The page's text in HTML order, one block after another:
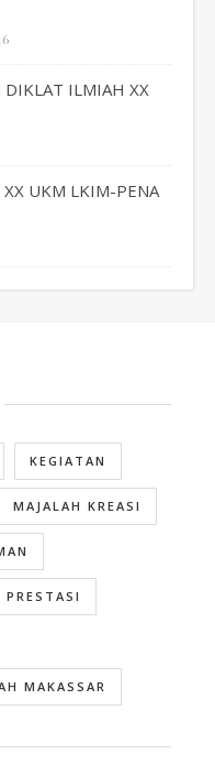
ILMIAH XX
UKM LKIM-PENA
KEGIATAN
MAJALAH KREASI
PRESTASI
MAKASSAR